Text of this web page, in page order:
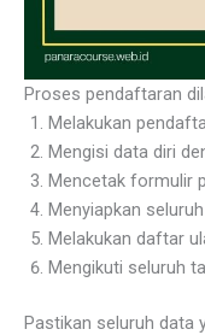
Proses pendaftaran
Melakukan
Mengisi data diri
Mencetak formulir
Menyiapkan
Melakukan daftar
Mengikuti seluruh
Pastikan seluruh data